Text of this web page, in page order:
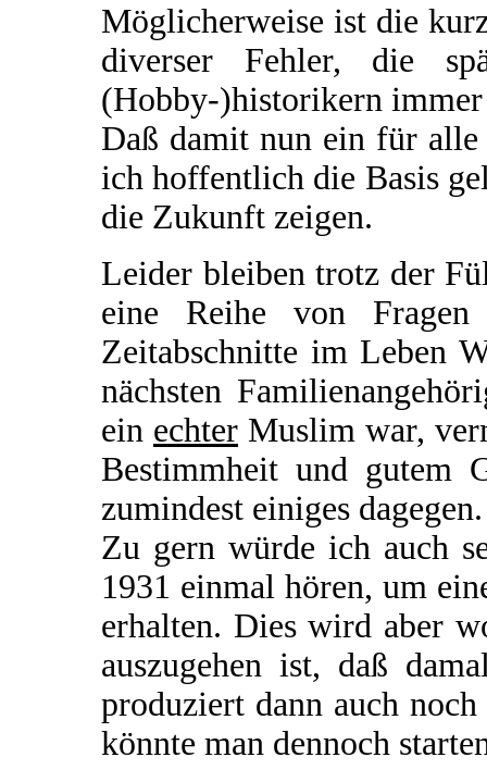
Möglicherweise ist die
diverser Fehler, die
(Hobby-)historikern immer
Daß damit nun ein für
ich hoffentlich die Basis
die Zukunft zeigen.
Leider bleiben trotz der
eine Reihe von
Zeitabschnitte im Leben
nächsten
ein echter Muslim war,
Bestimmheit und gutem
zumindest einiges dagegen.
Zu gern würde ich auch
1931 einmal hören, um
erhalten. Dies wird aber
auszugehen ist, daß
produziert dann auch
könnte man dennoch